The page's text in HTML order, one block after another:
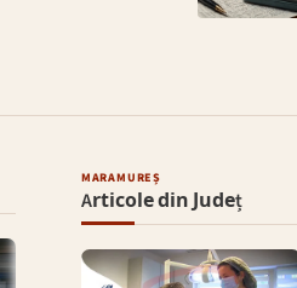
MARAMUREȘ
Articole din Județ